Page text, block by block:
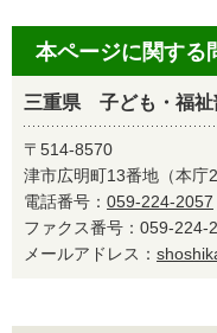
本ページに関する
三重県 子ども・福
〒514-8570
津市広明町13番地（本庁2
電話番号： 059-224-2057
ファクス番号：059-
メールアドレス：